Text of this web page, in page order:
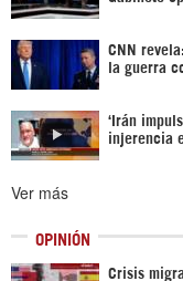
CNN
la guerra
‘Irán
injerencia
Ver más
OPINIÓN
Crisis